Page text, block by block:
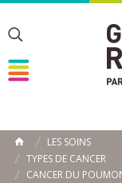
Toggle
Toggle
Toggle
ACCUEIL
LES SOINS
TYPES DE CANCER
CANCER DU